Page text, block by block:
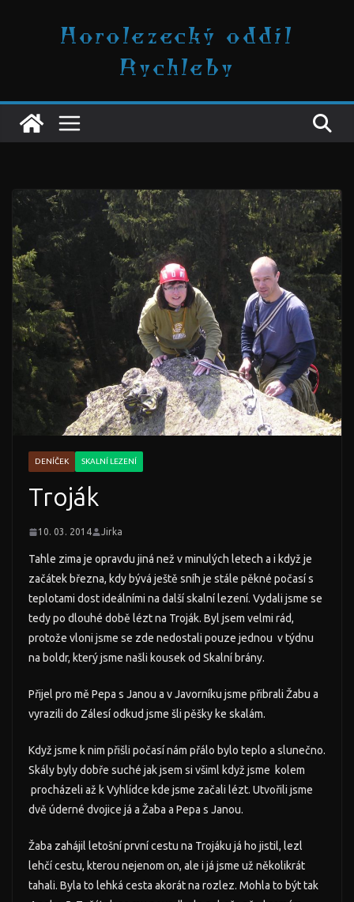
Horolezecký oddíl
Rychleby
DENÍČEK SKALNÍ LEZENÍ
Troják
10. 03. 2014 Jirka
Tahle zima je opravdu jiná než v minulých letech a i když je
začátek března, kdy bývá ještě sníh je stále pěkné počasí s
teplotami dost ideálními na další skalní lezení. Vydali jsme se
tedy po dlouhé době lézt na Troják. Byl jsem velmi rád,
protože vloni jsme se zde nedostali pouze jednou v týdnu
na boldr, který jsme našli kousek od Skalní brány.
Přijel pro mě Pepa s Janou a v Javorníku jsme přibrali Žabu a
vyrazili do Zálesí odkud jsme šli pěšky ke skalám.
Když jsme k nim přišli počasí nám přálo bylo teplo a slunečno.
Skály byly dobře suché jak jsem si všiml když jsme kolem
procházeli až k Vyhlídce kde jsme začali lézt. Utvořili jsme
dvě úderné dvojice já a Žaba a Pepa s Janou.
Žaba zahájil letošní první cestu na Trojáku já ho jistil, lezl
lehčí cestu, kterou nejenom on, ale i já jsme už několikrát
tahali. Byla to lehká cesta akorát na rozlez. Mohla to být tak